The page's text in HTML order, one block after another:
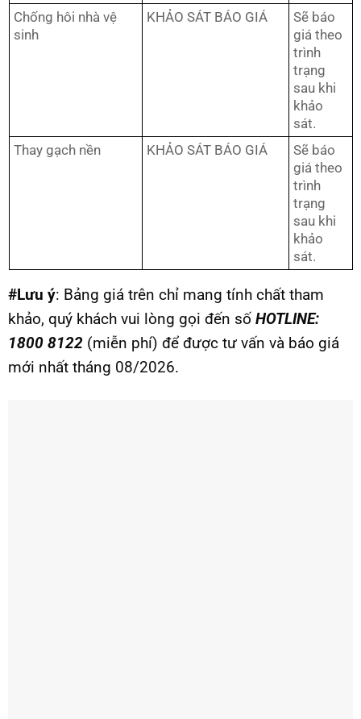
Chống hôi nhà vệ
sinh
KHẢO SÁT BÁO GIÁ
Sẽ báo
giá theo
trình
trạng
sau khi
khảo
sát.
Thay gạch nền
KHẢO SÁT BÁO GIÁ
Sẽ báo
giá theo
trình
trạng
sau khi
khảo
sát.
#Lưu ý: Bảng giá trên chỉ mang tính chất tham
khảo, quý khách vui lòng gọi đến số HOTLINE:
1800 8122 (miễn phí) để được tư vấn và báo giá
mới nhất tháng 08/2026.